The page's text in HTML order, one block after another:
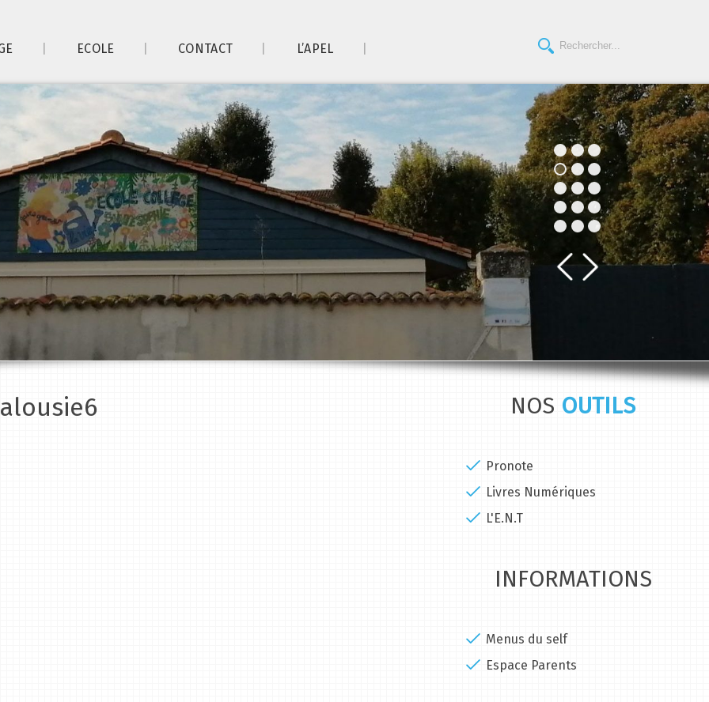
ECOLE CONTACT L’APEL
NOS OUTILS
Pronote
Livres Numériques
L'E.N.T
INFORMATIONS
Menus du self
Espace Parents